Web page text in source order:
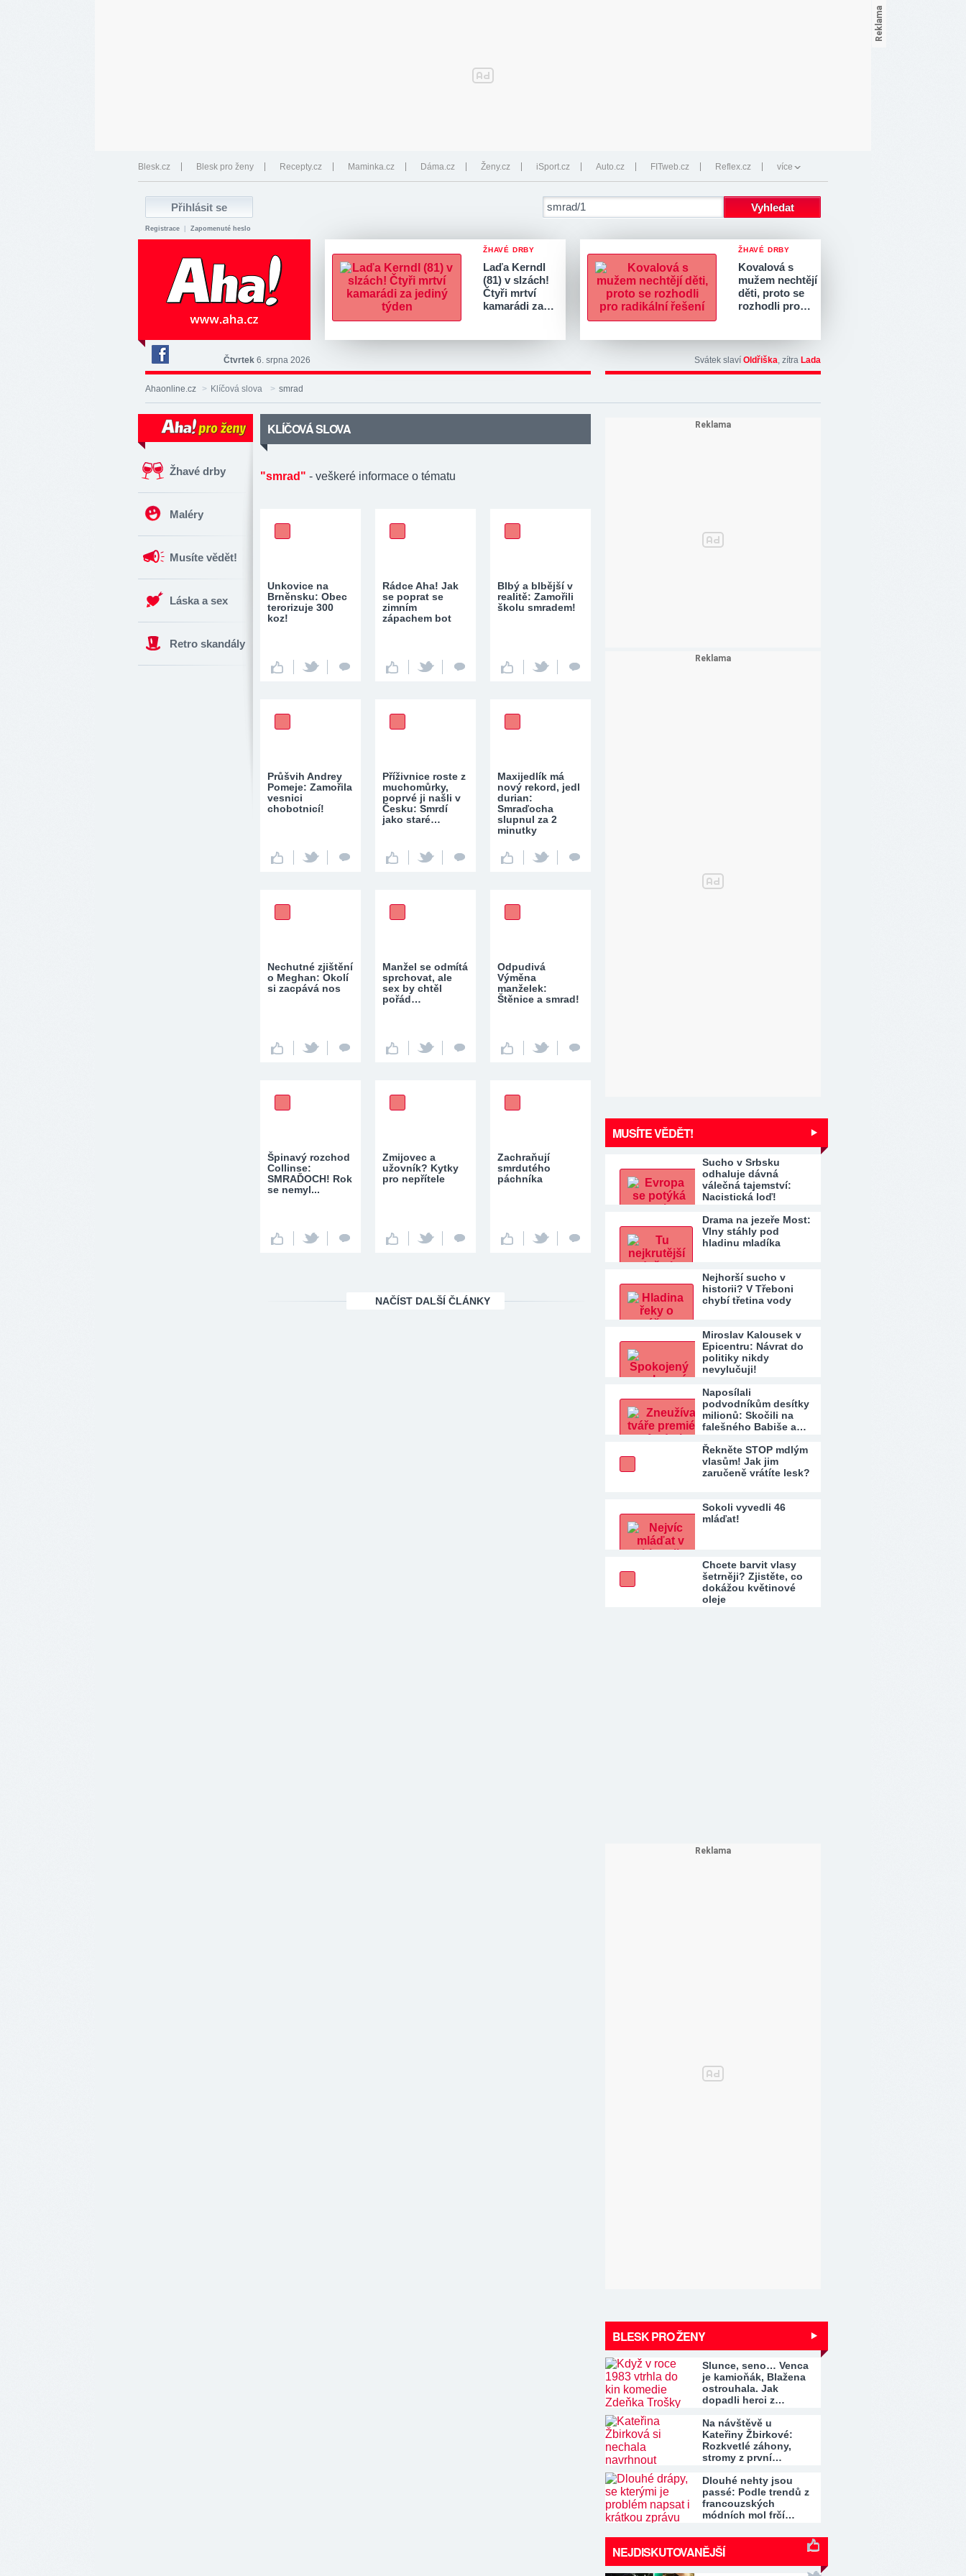
Blesk.cz Blesk pro ženy Recepty.cz Maminka.cz Dáma.cz Ženy.cz iSport.cz Auto.cz FITweb.cz Reflex.cz více
Registrace Zapomenuté heslo
ŽHAVÉ DRBY
Laďa Kerndl
(81) v slzách!
Čtyři mrtví
kamarádi za…
ŽHAVÉ DRBY
Kovalová s
mužem nechtějí
děti, proto se
rozhodli pro…
Deník
Aha!
na
Čtvrtek 6. srpna 2026 Svátek slaví Oldřiška, zítra Lada
Ahaonline.cz > Klíčová slova > smrad
Žhavé drby
Maléry
Musíte vědět!
Láska a sex
Retro skandály
KLÍČOVÁ SLOVA
"smrad" - veškeré informace o tématu
Unkovice na
Brněnsku: Obec
terorizuje 300
koz!
Rádce Aha! Jak
se poprat se
zimním
zápachem bot
Blbý a blbější v
realitě: Zamořili
školu smradem!
Průšvih Andrey
Pomeje: Zamořila
vesnici
chobotnicí!
Příživnice roste z
muchomůrky,
poprvé ji našli v
Česku: Smrdí
jako staré…
Maxijedlík má
nový rekord, jedl
durian:
Smraďocha
slupnul za 2
minutky
Nechutné zjištění
o Meghan: Okolí
si zacpává nos
Manžel se odmítá
sprchovat, ale
sex by chtěl
pořád…
Odpudivá
Výměna
manželek:
Štěnice a smrad!
Špinavý rozchod
Collinse:
SMRAĎOCH! Rok
se nemyl...
Zmijovec a
užovník? Kytky
pro nepřítele
Zachraňují
smrdutého
páchníka
NAČÍST DALŠÍ ČLÁNKY
MUSÍTE VĚDĚT!
Sucho v Srbsku
odhaluje dávná
válečná tajemství:
Nacistická loď!
Drama na jezeře Most:
Vlny stáhly pod
hladinu mladíka
Nejhorší sucho v
historii? V Třeboni
chybí třetina vody
Miroslav Kalousek v
Epicentru: Návrat do
politiky nikdy
nevylučuji!
Naposílali
podvodníkům desítky
milionů: Skočili na
falešného Babiše a…
Řekněte STOP mdlým
vlasům! Jak jim
zaručeně vrátíte lesk?
Sokoli vyvedli 46
mláďat!
Chcete barvit vlasy
šetrněji? Zjistěte, co
dokážou květinové
oleje
BLESK PRO ŽENY
Slunce, seno… Venca
je kamioňák, Blažena
ostrouhala. Jak
dopadli herci z…
Na návštěvě u
Kateřiny Žbirkové:
Rozkvetlé záhony,
stromy z první…
Dlouhé nehty jsou
passé: Podle trendů z
francouzských
módních mol frčí…
NEJDISKUTOVANĚJŠÍ